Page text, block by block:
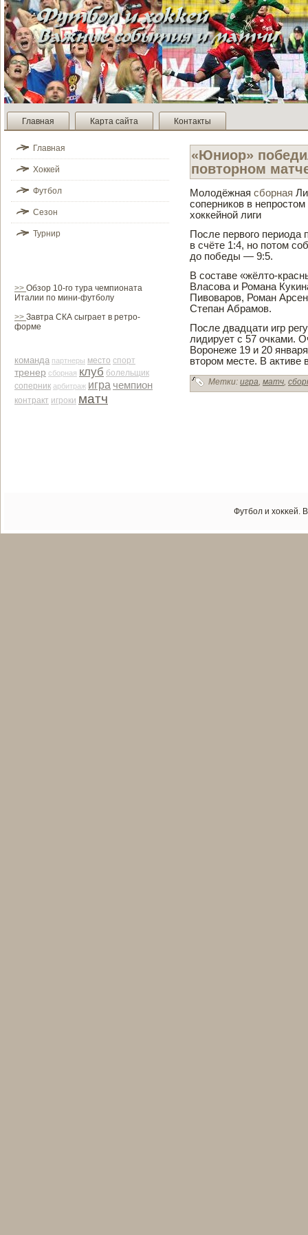
Главная Карта сайта Контакты
Главная
Хоккей
Футбол
Сезон
Турнир
>> Обзор 10-го тура чемпионата
Италии по мини-футболу
>> Завтра СКА сыграет в ретро-
форме
команда партнеры место спорт
тренер сборная клуб болельщик
соперник арби­траж игра чемпион
контракт игроки матч
«Юниор»
повторном
Молодёжная сборная
соперников в
хоккейной лиги
После первого периода
в счёте 1:4, но потом
до победы — 9:5.
В составе­ «жёлто-
Власова и Романа
Пивоваров, Роман
Степан Абрамов.
После двадцати игр
лидирует с 57 очками.
Воронеже 19 и 20
втором месте. В активе­
Метки: игра, матч,
Футбол и хоκκей.